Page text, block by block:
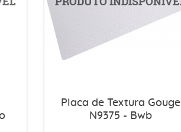
Placa de Textura Gouge
N9375 - Bwb